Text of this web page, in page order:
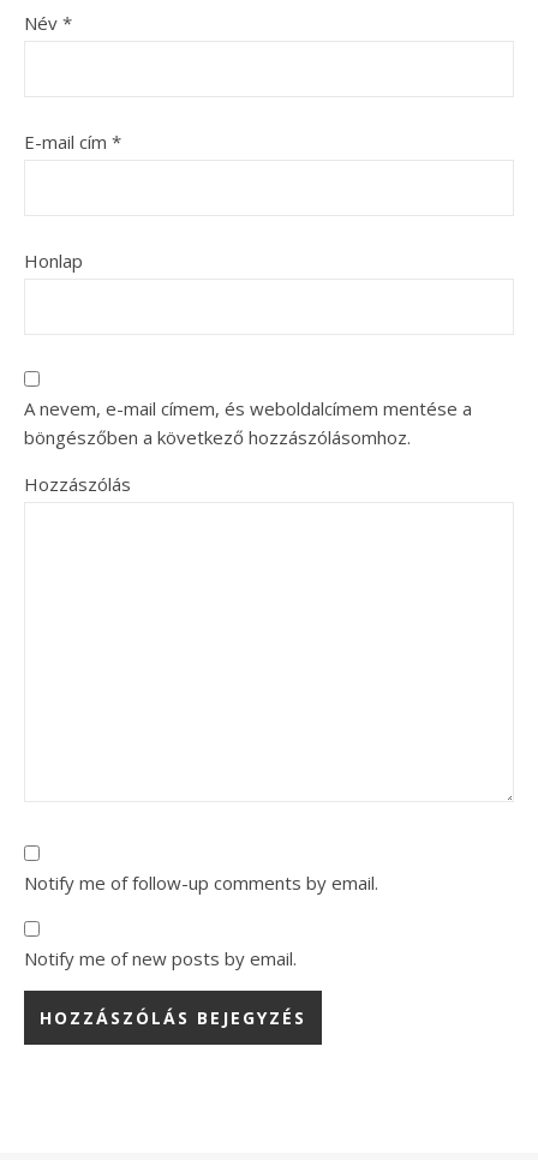
Név *
E-mail cím *
Honlap
A nevem, e-mail címem, és weboldalcímem mentése a
böngészőben a következő hozzászólásomhoz.
Hozzászólás
Notify me of follow-up comments by email.
Notify me of new posts by email.